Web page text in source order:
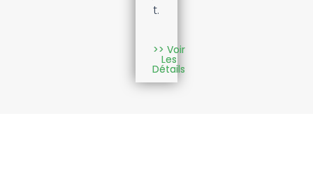
t.
>> Voir
Les
Détails